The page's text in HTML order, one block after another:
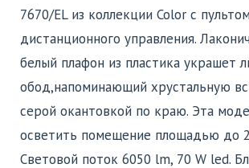
7670/EL из коллекции Color с
дистанционного управления.
белый плафон из пластика украшет
обод,напоминающий хрустальную
серой окантовкой по краю. Эта
осветить помещение площадью до
Световой поток 6050 lm, 70 W led.